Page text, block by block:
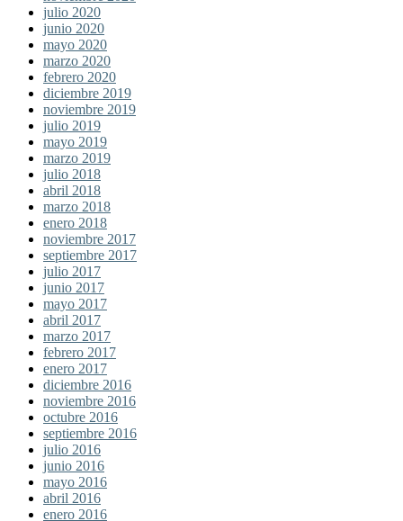
julio 2020
junio 2020
mayo 2020
marzo 2020
febrero 2020
diciembre 2019
noviembre 2019
julio 2019
mayo 2019
marzo 2019
julio 2018
abril 2018
marzo 2018
enero 2018
noviembre 2017
septiembre 2017
julio 2017
junio 2017
mayo 2017
abril 2017
marzo 2017
febrero 2017
enero 2017
diciembre 2016
noviembre 2016
octubre 2016
septiembre 2016
julio 2016
junio 2016
mayo 2016
abril 2016
enero 2016